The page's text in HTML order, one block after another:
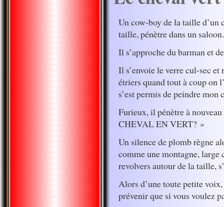
Un cow-boy de la taille d’un
taille, pénètre dans un saloon.
Il s’approche du barman et
Il s’envoie le verre cul-sec et
étriers quand tout à coup on
s’est permis de peindre
Furieux, il pénètre à
CHEVAL EN VERT? »
Un silence de plomb règne
comme une montagne, large
revolvers autour de la taille,
Alors d’une toute petite
prévenir que si vous voulez